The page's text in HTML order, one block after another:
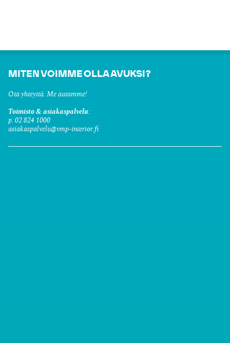
MITEN VOIMME OLLA AVUKSI?
Ota yhteyttä. Me autamme!
Toimisto & asiakaspalvelu:
p. 02 824 1000
asiakaspalvelu@vmp-interior.fi